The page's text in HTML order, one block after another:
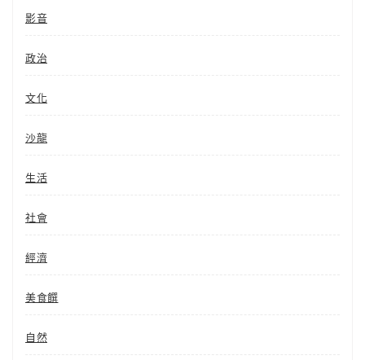
影音
政治
文化
沙龍
生活
社會
經濟
美食饌
自然